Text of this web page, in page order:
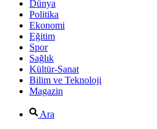
Dünya
Politika
Ekonomi
Eğitim
Spor
Sağlık
Kültür-Sanat
Bilim ve Teknoloji
Magazin
Ara